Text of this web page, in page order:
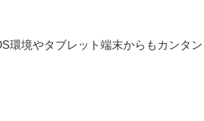
環境やタブレット端末からもカンタン